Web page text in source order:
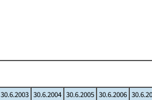
30.6.2003 30.6.2004 30.6.2005 30.6.2006